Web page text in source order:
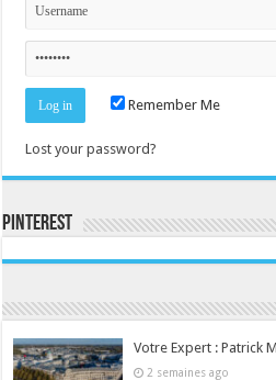
Remember Me
Lost your password?
Pinterest
Votre Expert : Patrick
2 semaines ago